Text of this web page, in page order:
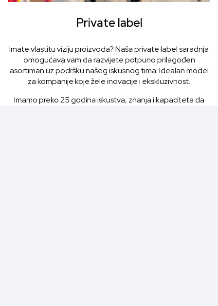
Private label
Imate vlastitu viziju proizvoda? Naša private label saradnja
omogućava vam da razvijete potpuno prilagođen
asortiman uz podršku našeg iskusnog tima. Idealan model
za kompanije koje žele inovacije i ekskluzivnost.
Imamo preko 25 godina iskustva, znanja i kapaciteta da